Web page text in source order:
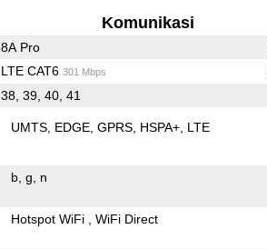
Komunikasi
8A Pro
LTE CAT6 301 Mbps
38, 39, 40, 41
UMTS EDGE GPRS HSPA+ LTE
b g n
Hotspot WiFi WiFi Direct